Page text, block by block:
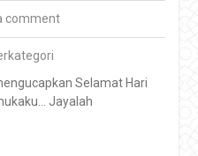
comment
Selamat Hari
Jayalah